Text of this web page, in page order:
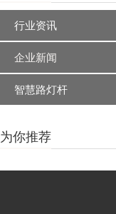
行业资讯
企业新闻
智慧路灯杆
为你推荐